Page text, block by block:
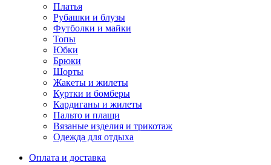
Платья
Рубашки и блузы
Футболки и майки
Топы
Юбки
Брюки
Шорты
Жакеты и жилеты
Куртки и бомберы
Кардиганы и жилеты
Пальто и плащи
Вязаные изделия и трикотаж
Одежда для отдыха
Оплата и доставка